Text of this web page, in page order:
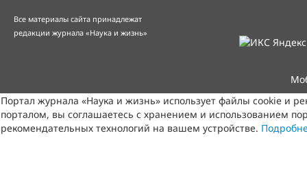
Все материалы сайта принадлежат
редакции журнала «Наука и жизнь»
Портал журнала «Наука и жизнь» использует файлы cookie и
порталом, вы соглашаетесь с хранением и использованием
рекомендательных технологий на вашем устройстве.